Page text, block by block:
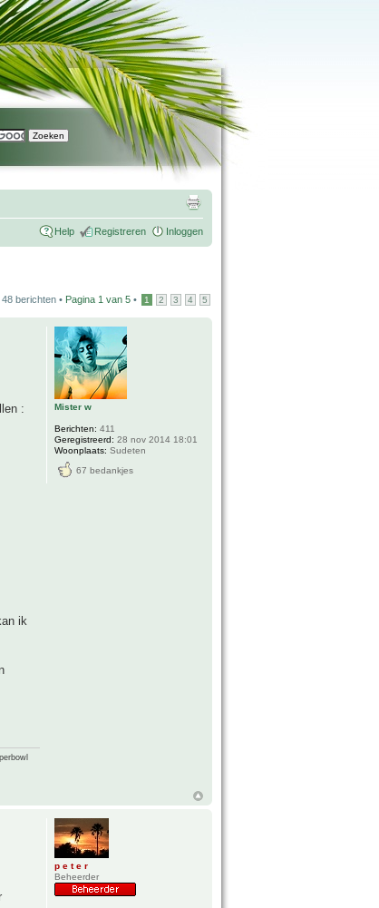
Help Registreren Inloggen
48 berichten • Pagina 1 van 5 • 1 2 3 4 5
:
ik
Mister w
Berichten: 411
Geregistreerd: 28 nov 2014 18:01
Woonplaats: Sudeten
67 bedankjes
p e t e r
Beheerder